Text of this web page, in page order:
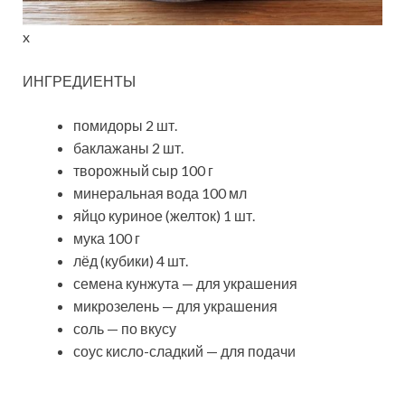
x
ИНГРЕДИЕНТЫ
помидоры 2 шт.
баклажаны 2 шт.
творожный сыр 100 г
минеральная вода 100 мл
яйцо куриное (желток) 1 шт.
мука 100 г
лёд (кубики) 4 шт.
семена кунжута — для украшения
микрозелень — для украшения
соль — по вкусу
соус кисло-сладкий — для подачи